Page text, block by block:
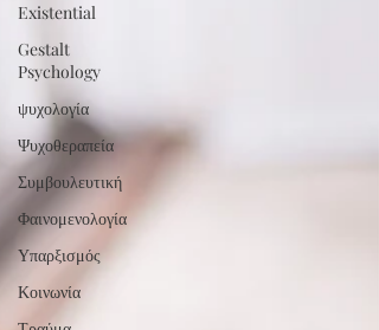
Existential
Gestalt
Psychology
ψυχολογία
Ψυχοθεραπεία
Συμβουλευτική
Φαινομενολογία
Υπαρξισμός
Κοινωνία